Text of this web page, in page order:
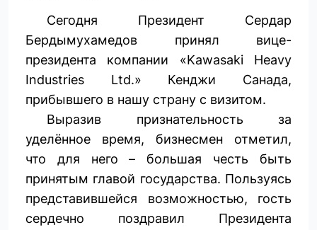
Сегодня Президент Сердар
Бердымухамедов принял вице-
президента компании «Kawasaki Heavy
Industries Ltd.» Кенджи Санада,
прибывшего в нашу страну с визитом.
Выразив признательность за
уделённое время, бизнесмен отметил,
что для него – большая честь быть
принятым главой государства. Пользуясь
представившейся возможностью, гость
сердечно поздравил Президента